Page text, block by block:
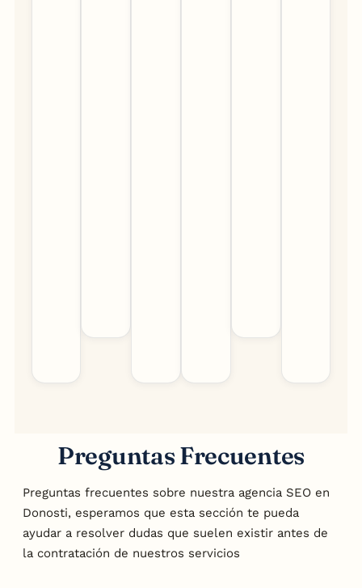
Preguntas Frecuentes
Preguntas frecuentes sobre nuestra agencia SEO en
Donosti, esperamos que esta sección te pueda
ayudar a resolver dudas que suelen existir antes de
la contratación de nuestros servicios